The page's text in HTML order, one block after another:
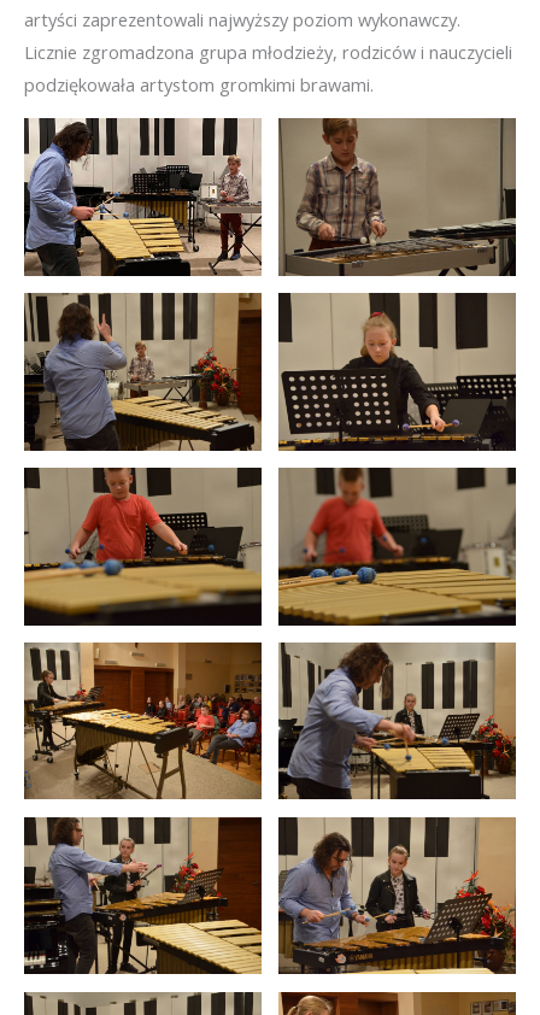
artyści zaprezentowali najwyższy poziom wykonawczy.
Licznie zgromadzona grupa młodzieży, rodziców i nauczycieli
podziękowała artystom gromkimi brawami.